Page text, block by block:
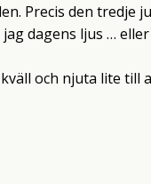
Precis den tredje
dagens ljus …
och njuta lite till